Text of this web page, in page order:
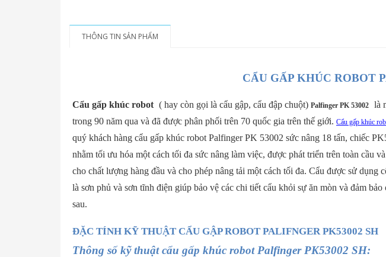
THÔNG TIN SẢN PHẨM
CẨU GẤP KHÚC ROBOT
Cẩu gấp khúc robot ( hay còn gọi là cẩu gập, cẩu đập chuột) Palfinger PK 53002
là
trong 90 năm qua và đã được phân phối trên 70 quốc gia trên thế giới. Cẩu gấp khúc
quý khách hàng cẩu gấp khúc robot Palfinger PK 53002 sức nâng 18 tấn, chiếc
nhằm tối ưu hóa một cách tối đa sức nâng làm việc, được phát triển trên toàn cầu
cho chất lượng hàng đầu và cho phép nâng tải một cách tối đa. Cẩu được sử
là sơn phủ và sơn tĩnh điện giúp bảo vệ các chi tiết cẩu khỏi sự ăn mòn và đảm
sau.
ĐẶC TÍNH KỸ THUẬT CẨU GẬP ROBOT PALIFNGER PK53002 SH
Thông số kỹ thuật cẩu gấp khúc robot Palfinger PK53002 SH: